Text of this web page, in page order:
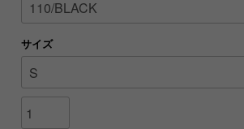
サイズ